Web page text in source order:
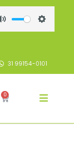
31 99154-0101
0